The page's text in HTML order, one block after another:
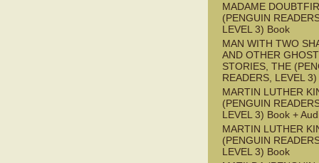
MADAME
(PENGUIN
LEVEL 3) Book
MAN WITH TWO
AND OTHER GHOST
STORIES, THE
READERS, LEVEL
MARTIN LUTHER
(PENGUIN
LEVEL 3) Book +
MARTIN LUTHER
(PENGUIN
LEVEL 3) Book